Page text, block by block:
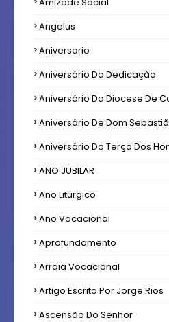
Angelus
Aniversario
Aniversário Da Dedicação
Aniversário Da Diocese De
Aniversário De Dom
Aniversário Do Terço Dos
ANO JUBILAR
Ano Litúrgico
Ano Vocacional
Aprofundamento
Arraiá Vocacional
Artigo Escrito Por Jorge Rios
Ascensão Do Senhor